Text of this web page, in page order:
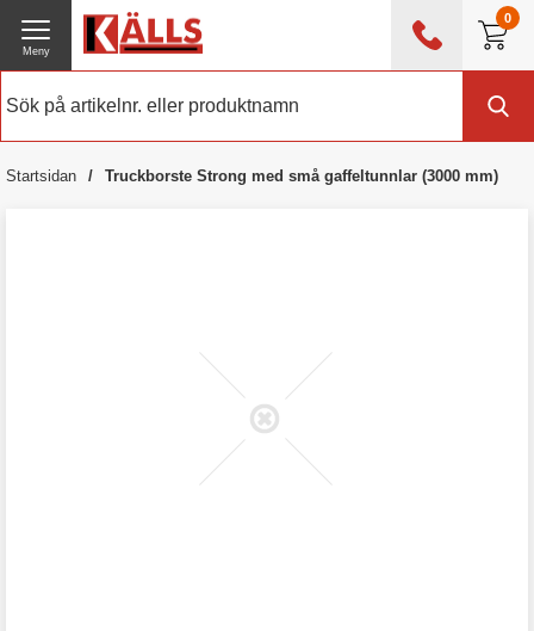
0
0476 - 214 80
Meny
Startsidan Truckborste Strong med små gaffeltunnlar (3000 mm)